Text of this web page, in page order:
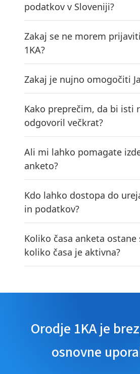
podatkov v Sloveniji?
Zakaj se ne morem
1KA?
Zakaj je nujno omogočiti
Kako preprečim, da bi isti
odgovoril večkrat?
Ali mi lahko pomagate
anketo?
Kdo lahko dostopa do
in podatkov?
Koliko časa anketa ostane
koliko časa je aktivna?
Orodje 1KA je
osnovne